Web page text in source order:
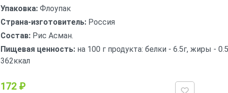
Упаковка: Флоупак
Страна-изготовитель: Россия
Состав: Рис Асман.
Пищевая ценность: на 100 г продукта: белки - 6.5г, жиры -
362ккал
172 ₽